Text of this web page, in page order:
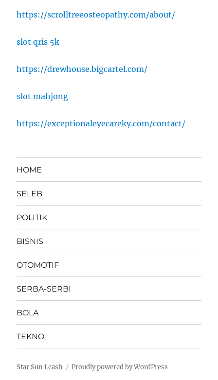
https://scrolltreeosteopathy.com/about/
slot qris 5k
https://drewhouse.bigcartel.com/
slot mahjong
https://exceptionaleyecareky.com/contact/
HOME
SELEB
POLITIK
BISNIS
OTOMOTIF
SERBA-SERBI
BOLA
TEKNO
Star Sun Leash Proudly powered by WordPress